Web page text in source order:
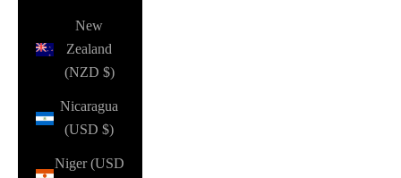
New
Zealand
(NZD $)
Nicaragua
(USD $)
Niger (USD